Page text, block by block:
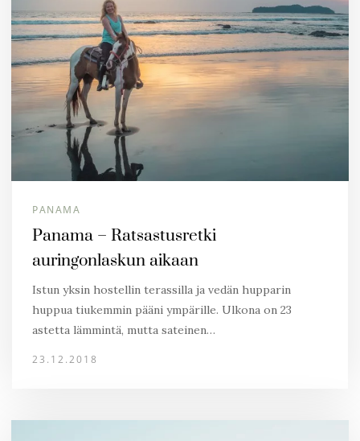
PANAMA
Panama – Ratsastusretki
auringonlaskun aikaan
Istun yksin hostellin terassilla ja vedän hupparin
huppua tiukemmin pääni ympärille. Ulkona on 23
astetta lämmintä, mutta sateinen…
23.12.2018